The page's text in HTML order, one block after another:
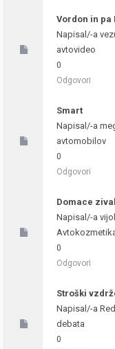
Vordon in pa
Napisal/-a
avtovideo
0
Odgovori
Smart
Napisal/-a
avtomobilov
0
Odgovori
Domace
Napisal/-a
0
Odgovori
Stroški
Napisal/-a
debata
0